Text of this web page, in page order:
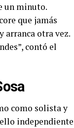
un minuto.
que jamás
arranca otra vez.
contó el
como solista y
independiente